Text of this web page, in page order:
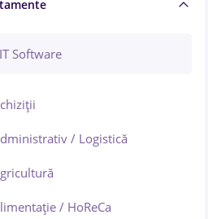
Bacău
Galați (Galați)
Ploiești
/ Logistică
/ HoReCa